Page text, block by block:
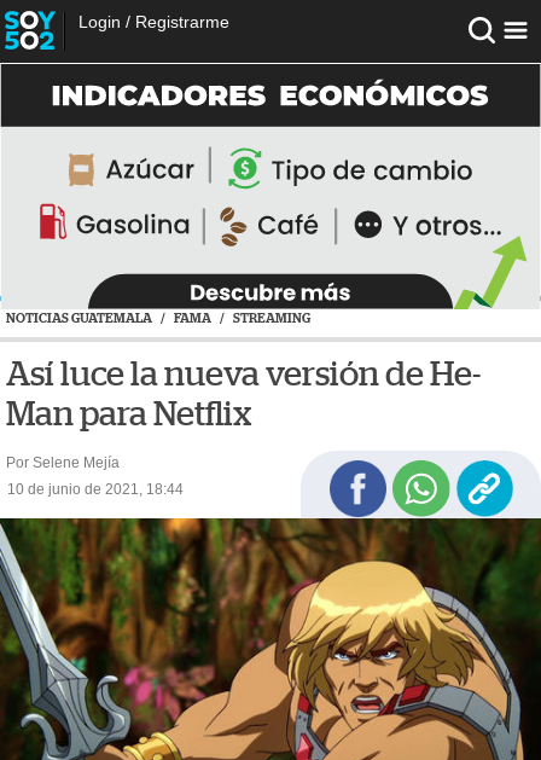
Login / Registrarme
NOTICIAS GUATEMALA / FAMA / STREAMING
Así luce la nueva versión de He-
Man para Netflix
Por Selene Mejía
10 de junio de 2021, 18:44